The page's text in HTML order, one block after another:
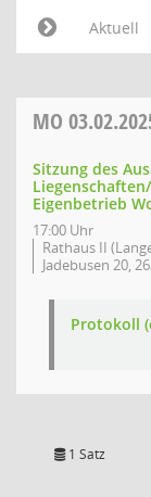
Aktuell
MO
Sitzung des
Eigenbetrieb
17:00 Uhr
Rathaus II
Jadebusen 20,
Protokoll
1 Satz